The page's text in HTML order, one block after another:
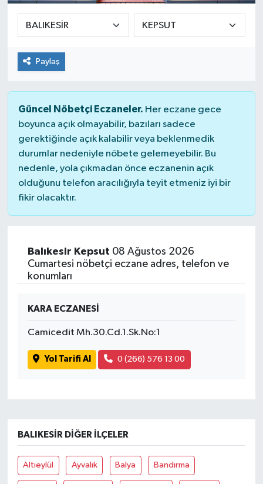
Paylaş
Güncel Nöbetçi Eczaneler. Her eczane gece
boyunca açık olmayabilir, bazıları sadece
gerektiğinde açık kalabilir veya beklenmedik
durumlar nedeniyle nöbete gelemeyebilir. Bu
nedenle, yola çıkmadan önce eczanenin açık
olduğunu telefon aracılığıyla teyit etmeniz iyi bir
fikir olacaktır.
Balıkesir Kepsut 08 Ağustos 2026
Cumartesi nöbetçi eczane adres, telefon ve
konumları
KARA ECZANESİ
Camicedit Mh.30.Cd.1.Sk.No:1
Yol Tarifi Al 0 (266) 576 13 00
BALIKESIR DIĞER İLÇELER
Altıeylül Ayvalık Balya Bandırma